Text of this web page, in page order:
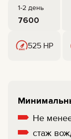
1-2 день
7600
525 HP
Не
cтаж